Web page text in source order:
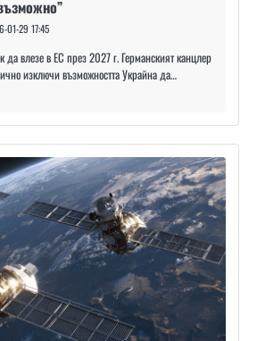
01-29 17:45
влезе в ЕС през 2027 г. Германският канцлер
изключи възможността Украйна да…